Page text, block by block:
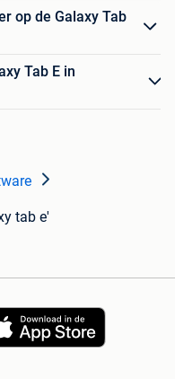
op de Galaxy Tab
Tab E in
tab e'